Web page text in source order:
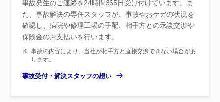
事故発生のご連絡を24時間365日受け付けています。ま
た、事故解決の専任スタッフが、事故やおケガの状況を
確認し、病院や修理工場の手配、相手方との示談交渉や
保険金のお支払いを行います。
※ 事故の内容により、当社が相手方と直接交渉できない場合があ
ります。
事故受付・解決スタッフの想い